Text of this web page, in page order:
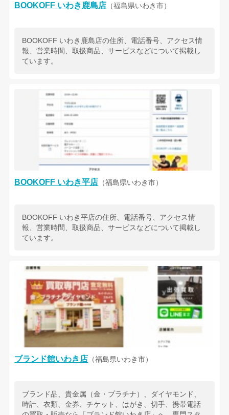
BOOKOFF いわき鹿島店 （福島県いわき市）
BOOKOFF いわき鹿島店の住所、電話番号、アクセス情
報、営業時間、取扱商品、サービスなどについて掲載し
ています。
BOOKOFF いわき平店 （福島県いわき市）
BOOKOFF いわき平店の住所、電話番号、アクセス情
報、営業時間、取扱商品、サービスなどについて掲載し
ています。
ブランド館いわき店 （福島県いわき市）
ブランド品、貴金属（金・プラチナ）、ダイヤモンド、
時計、衣類、金券、チケット、はがき、切手、携帯電話